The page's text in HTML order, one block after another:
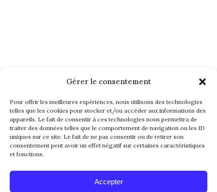
Gérer le consentement
Pour offrir les meilleures expériences, nous utilisons des technologies
telles que les cookies pour stocker et/ou accéder aux informations des
appareils. Le fait de consentir à ces technologies nous permettra de
traiter des données telles que le comportement de navigation ou les ID
uniques sur ce site. Le fait de ne pas consentir ou de retirer son
consentement peut avoir un effet négatif sur certaines caractéristiques
et fonctions.
Accepter